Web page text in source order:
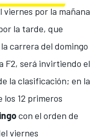
viernes por la mañana
la tarde, que
carrera del domingo
F2, será invirtiendo el
la clasificación; en la
12 primeros
con el orden de
viernes